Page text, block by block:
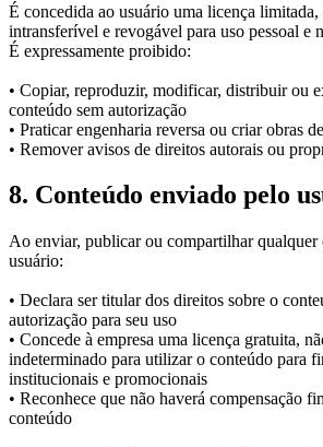
É concedida ao usuário uma licença
intransferível e revogável para uso pessoal e
É expressamente proibido:
• Copiar, reproduzir, modificar, distribuir ou
conteúdo sem autorização
• Praticar engenharia reversa ou criar obras
• Remover avisos de direitos autorais ou
8. Conteúdo enviado pelo
Ao enviar, publicar ou compartilhar qualquer
usuário:
• Declara ser titular dos direitos sobre o
autorização para seu uso
• Concede à empresa uma licença gratuita,
indeterminado para utilizar o conteúdo para
institucionais e promocionais
• Reconhece que não haverá compensação
conteúdo